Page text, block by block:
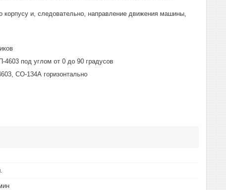
корпусу и, следовательно, направление движения машины,
4603 под углом от 0 до 90 градусов
СО-134А горизонтально